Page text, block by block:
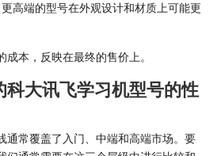
更高端的型号在外观设计和材质上可能更
本，反映在最终的售价上。
科大讯飞学习机型号的性
通常覆盖了入门、中端和高端市场。要